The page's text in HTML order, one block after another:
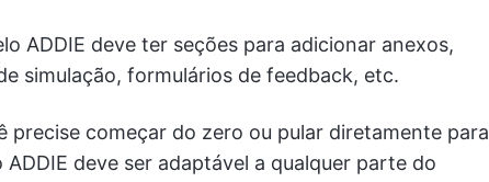
ADDIE deve ter seções para adicionar anexos,
simulação, formulários de feedback, etc.
precise começar do zero ou pular diretamente para
deve ser adaptável a qualquer parte do